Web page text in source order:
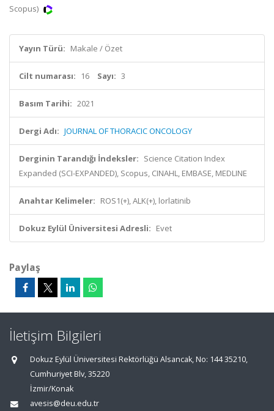
Scopus)
Yayın Türü: Makale / Özet
Cilt numarası: 16 Sayı: 3
Basım Tarihi: 2021
Dergi Adı: JOURNAL OF THORACIC ONCOLOGY
Derginin Tarandığı İndeksler: Science Citation Index
Expanded (SCI-EXPANDED), Scopus, CINAHL, EMBASE, MEDLINE
Anahtar Kelimeler: ROS1(+), ALK(+), lorlatinib
Dokuz Eylül Üniversitesi Adresli: Evet
Paylaş
İletişim Bilgileri
Dokuz Eylül Üniversitesi Rektörlüğü Alsancak, No: 144 35210,
Cumhuriyet Blv, 35220
İzmir/Konak
avesis@deu.edu.tr